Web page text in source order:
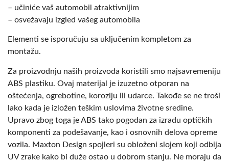
– učiniće vaš automobil atraktivnijim
– osvežavaju izgled vašeg automobila
Elementi se isporučuju sa uključenim kompletom za
montažu.
Za proizvodnju naših proizvoda koristili smo najsavremeniju
ABS plastiku. Ovaj materijal je izuzetno otporan na
oštećenja, ogrebotine, koroziju ili udarce. Takođe se ne troši
lako kada je izložen teškim uslovima životne sredine.
Upravo zbog toga je ABS tako pogodan za izradu optičkih
komponenti za podešavanje, kao i osnovnih delova opreme
vozila. Maxton Design spojleri su obloženi slojem koji odbija
UV zrake kako bi duže ostao u dobrom stanju. Ne moraju da